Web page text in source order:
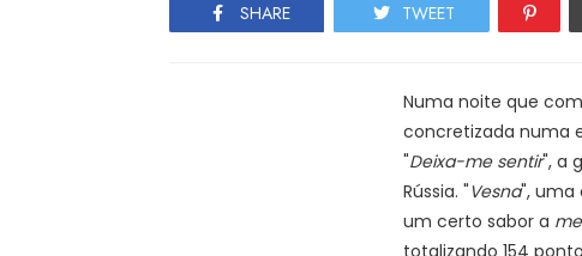
SHARE TWEET
Numa noite que
concretizada numa
"Deixa-me sentir", a
Rússia. "Vesna", uma
um certo sabor a
totalizando 154